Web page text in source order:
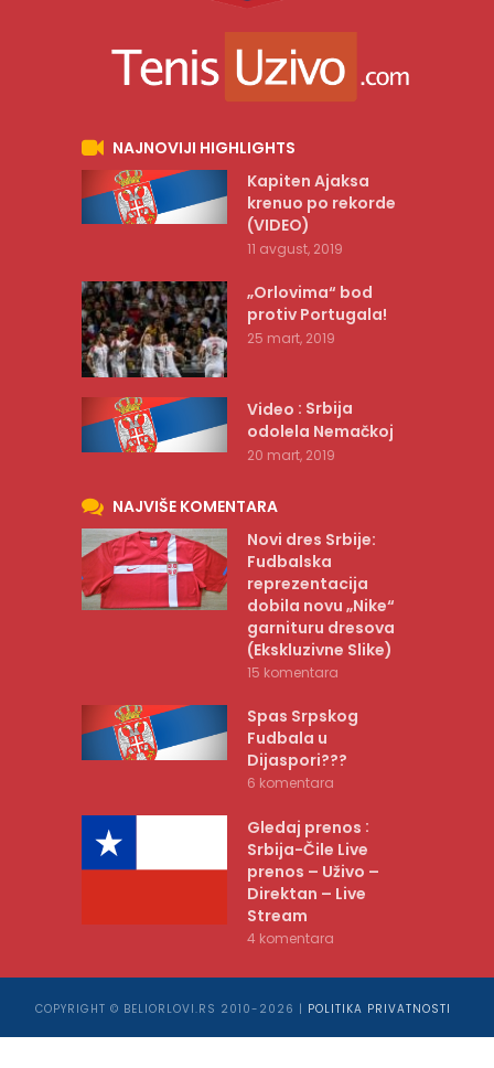
NAJNOVIJI HIGHLIGHTS
Kapiten Ajaksa
krenuo po rekorde
(VIDEO)
11 avgust, 2019
„Orlovima“ bod
protiv Portugala!
25 mart, 2019
Video : Srbija
odolela Nemačkoj
20 mart, 2019
NAJVIŠE KOMENTARA
Novi dres Srbije:
Fudbalska
reprezentacija
dobila novu „Nike“
garnituru dresova
(Ekskluzivne Slike)
15 komentara
Spas Srpskog
Fudbala u
Dijaspori???
6 komentara
Gledaj prenos :
Srbija-Čile Live
prenos – Uživo –
Direktan – Live
Stream
4 komentara
COPYRIGHT © BELIORLOVI.RS 2010-2026 | POLITIKA PRIVATNOSTI